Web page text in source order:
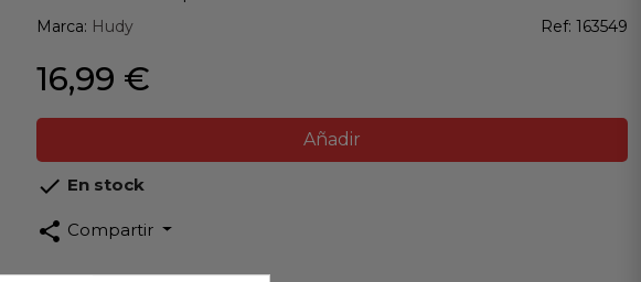
Marca: Hudy Ref: 163549
16,99 €
Añadir
 En stock
share Compartir